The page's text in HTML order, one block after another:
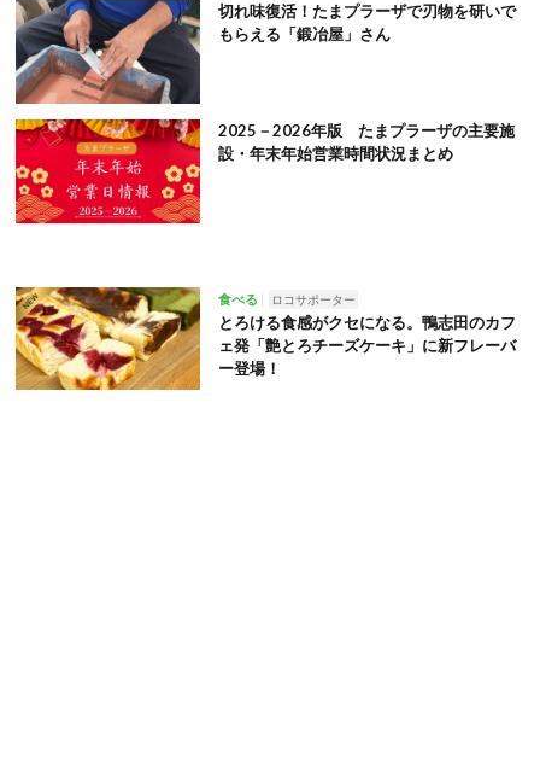
切れ味復活！たまプラーザで刃物を研いで
もらえる「鍛冶屋」さん
2025－2026年版 たまプラーザの主要施
設・年末年始営業時間状況まとめ
食べる ロコサポーター
とろける食感がクセになる。鴨志田のカフ
ェ発「艶とろチーズケーキ」に新フレーバ
ー登場！